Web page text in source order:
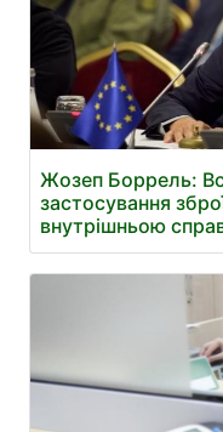
Жозеп Боррель:
застосування
внутрішньою